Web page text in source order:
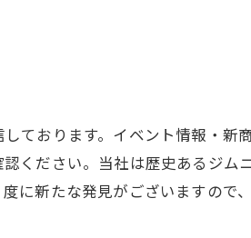
ております。イベント情報・
ください。当社は歴史あるジ
に新たな発見がございますので